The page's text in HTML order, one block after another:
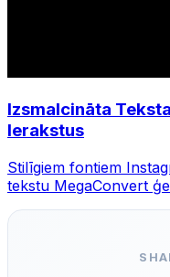
Izsmalcināta
Ierakstus
Stilīgiem fontiem
tekstu MegaConvert